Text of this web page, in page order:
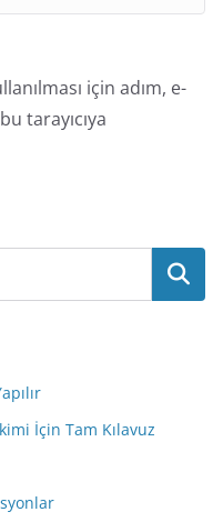
için adım, e-
tarayıcıya
Ara
İçin Tam Kılavuz